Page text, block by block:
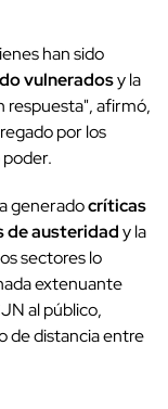
han sido
vulneradosy la
respuesta", afirmó,
por los
generadocríticas
de austeridady la
sectores lo
extenuante
al público,
de distancia entre